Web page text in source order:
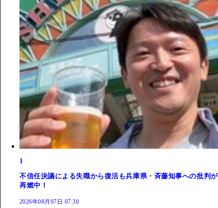
1
不信任決議による失職から復活も兵庫県・斉藤知事への批判が
再燃中！
2026年08月07日 07:30